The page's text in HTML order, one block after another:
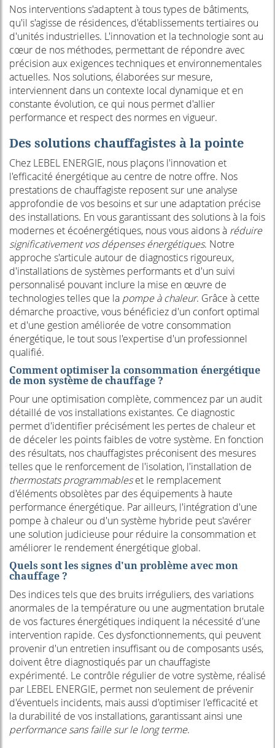
Nos interventions s'adaptent à tous types de bâtiments,
qu'il s'agisse de résidences, d'établissements tertiaires ou
d'unités industrielles. L'innovation et la technologie sont au
cœur de nos méthodes, permettant de répondre avec
précision aux exigences techniques et environnementales
actuelles. Nos solutions, élaborées sur mesure,
interviennent dans un contexte local dynamique et en
constante évolution, ce qui nous permet d'allier
performance et respect des normes en vigueur.
Des solutions chauffagistes à la pointe
Chez LEBEL ENERGIE, nous plaçons l'innovation et
l'efficacité énergétique au centre de notre offre. Nos
prestations de chauffagiste reposent sur une analyse
approfondie de vos besoins et sur une adaptation précise
des installations. En vous garantissant des solutions à la fois
modernes et écoénergétiques, nous vous aidons à réduire
significativement vos dépenses énergétiques. Notre
approche s'articule autour de diagnostics rigoureux,
d'installations de systèmes performants et d'un suivi
personnalisé pouvant inclure la mise en œuvre de
technologies telles que la pompe à chaleur. Grâce à cette
démarche proactive, vous bénéficiez d'un confort optimal
et d'une gestion améliorée de votre consommation
énergétique, le tout sous l'expertise d'un professionnel
qualifié.
Comment optimiser la consommation énergétique
de mon système de chauffage ?
Pour une optimisation complète, commencez par un audit
détaillé de vos installations existantes. Ce diagnostic
permet d'identifier précisément les pertes de chaleur et
de déceler les points faibles de votre système. En fonction
des résultats, nos chauffagistes préconisent des mesures
telles que le renforcement de l'isolation, l'installation de
thermostats programmableset le remplacement
d'éléments obsolètes par des équipements à haute
performance énergétique. Par ailleurs, l'intégration d'une
pompe à chaleur ou d'un système hybride peut s'avérer
une solution judicieuse pour réduire la consommation et
améliorer le rendement énergétique global.
Quels sont les signes d'un problème avec mon
chauffage ?
Des indices tels que des bruits irréguliers, des variations
anormales de la température ou une augmentation brutale
de vos factures énergétiques indiquent la nécessité d'une
intervention rapide. Ces dysfonctionnements, qui peuvent
provenir d'un entretien insuffisant ou de composants usés,
doivent être diagnostiqués par un chauffagiste
expérimenté. Le contrôle régulier de votre système, réalisé
par LEBEL ENERGIE, permet non seulement de prévenir
d'éventuels incidents, mais aussi d'optimiser l'efficacité et
la durabilité de vos installations, garantissant ainsi une
performance sans faille sur le long terme.